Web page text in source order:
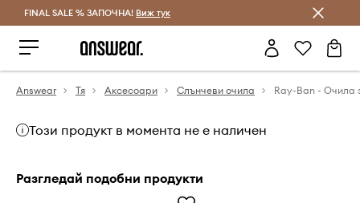
Спестявай с Answear Club
FINAL SALE % ЗАПОЧНА! Виж тук
Answear Тя Аксесоари Слънчеви очила
Този продукт в момента не е наличен
Разгледай подобни продукти